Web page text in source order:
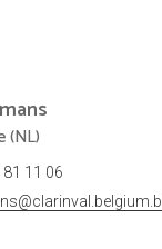
(NL)
11 06